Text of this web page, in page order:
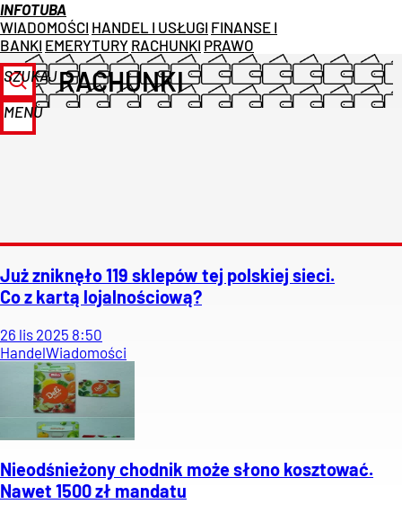
INFOTUBA
WIADOMOŚCI HANDEL I USŁUGI FINANSE I
BANKI EMERYTURY RACHUNKI PRAWO
SZUKAJ
MENU
RACHUNKI
Już zniknęło 119 sklepów tej polskiej sieci.
Co z kartą lojalnościową?
26 lis 2025 8:50
HandelWiadomości
Nieodśnieżony chodnik może słono kosztować.
Nawet 1500 zł mandatu